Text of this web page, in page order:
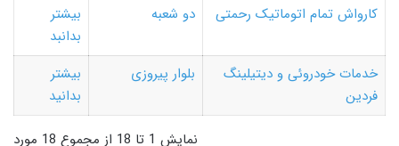
کارواش تمام اتوماتیک رحمتی
دو شعبه
بیشتر
بدانبد
خدمات خودروئی و دیتیلینگ
فردین
بلوار پیروزی
بیشتر
بدانید
نمایش 1 تا 18 از مجموع 18 مورد